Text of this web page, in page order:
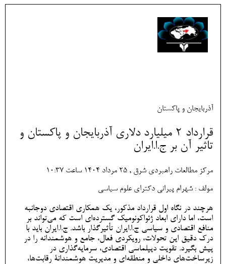
آذربایجان و پاکستان
قرارداد 2 میلیارد دلاری آذربایجان و پاکستان و
تاثیر آن بر ج.ا.ایران
مرکز مطالعات راهبردی شرق , 25 مرداد 1404 ساعت 10:37
مولف : شهرام پیرانی دکترای علوم سیاسی
هرچند در نگاه اول قرارداد مذکور، یک همکاری اقتصادی دوجانبه
است، اما دارای ابعاد ژئواکونومیک گسترده‌ای است که می‌تواند بر
منافع اقتصادی و سیاسی ج.ا.ایران تأثیرگذار باشد. ج.ا.ایران باید با
درک دقیق این تحولات، رویکردی فعال، جامع و هوشمندانه را در
پیش بگیرد. تقویت دیپلماسی اقتصادی، سرمایه‌گذاری در
زیرساخت‌های داخلی و منطقه‌ای و مدیریت هوشمندانۀ رقابت‌ها،